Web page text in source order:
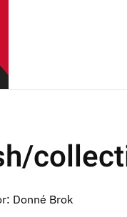
Donné Brok